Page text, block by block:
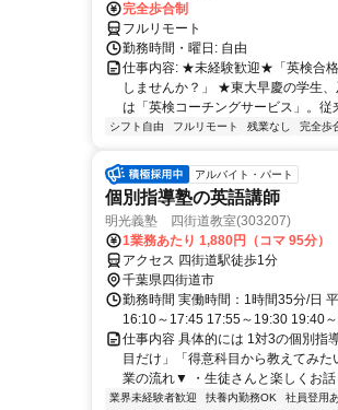
完全歩合制
フルリモート
勤務時間・曜日: 自由
仕事内容: ★未経験歓迎★「英検合
しませんか？」 ★東大早慶の学生
は「英検コーチングサービス」。従
シフト自由 フルリモート 残業なし 完全歩
アルバイト・パート
個別指導塾の英語講師
明光義塾 四街道教室(303207)
1業務あたり 1,880円（コマ 95分）
アクセス 四街道駅徒歩1分
千葉県四街道市
勤務時間 実働時間：1時間35分/日
16:10～17:45 17:55～19:30 19:40
仕事内容 具体的には 1対3の個別指
目だけ」「得意科目から教えてみ
業の流れ▼ ・生徒さんと楽しくお話
業界未経験者歓迎 扶養内勤務OK 社員登用